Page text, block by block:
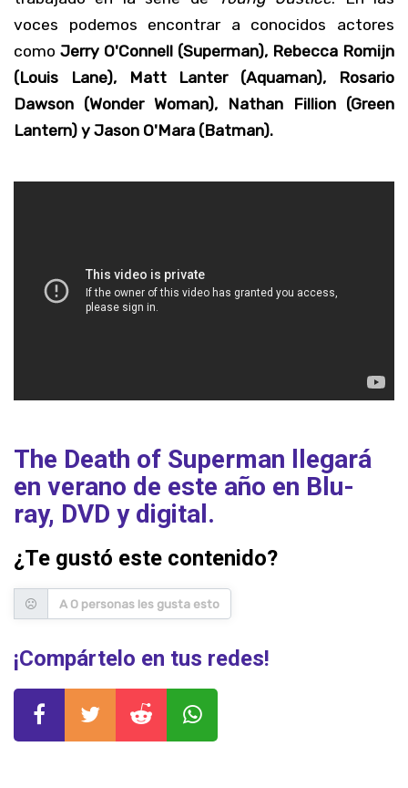
voces podemos encontrar a conocidos actores
como Jerry O'Connell (Superman), Rebecca Romijn
(Louis Lane),
Matt Lanter (Aquaman), Rosario
Dawson (Wonder Woman), Nathan Fillion (Green
Lantern) y Jason O'Mara (Batman).
The Death of Superman llegará
en verano de este año en Blu-
ray, DVD y digital.
¿Te gustó este contenido?
A 0 personas les gusta esto
¡Compártelo en tus redes!